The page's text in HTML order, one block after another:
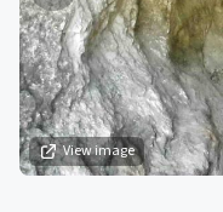
View image